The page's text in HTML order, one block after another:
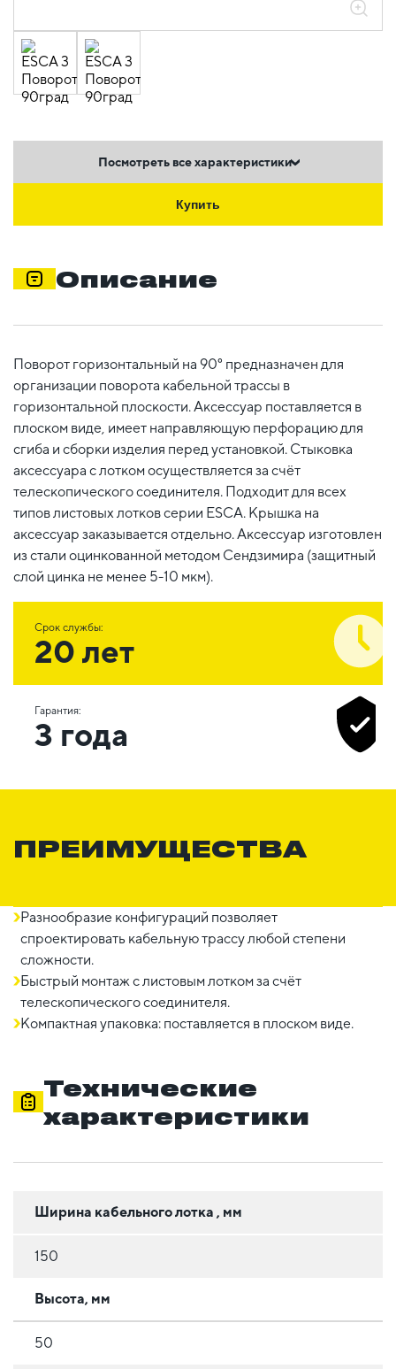
Посмотреть все характеристики
Купить
Описание
Поворот горизонтальный на 90° предназначен для
организации поворота кабельной трассы в
горизонтальной плоскости. Аксессуар поставляется в
плоском виде, имеет направляющую перфорацию для
сгиба и сборки изделия перед установкой. Стыковка
аксессуара с лотком осуществляется за счёт
телескопического соединителя. Подходит для всех
типов листовых лотков серии ESCA. Крышка на
аксессуар заказывается отдельно. Аксессуар изготовлен
из стали оцинкованной методом Сендзимира (защитный
слой цинка не менее 5-10 мкм).
Срок службы:
20 лет
Гарантия:
3 года
ПРЕИМУЩЕСТВА
Разнообразие конфигураций позволяет
спроектировать кабельную трассу любой степени
сложности.
Быстрый монтаж с листовым лотком за счёт
телескопического соединителя.
Компактная упаковка: поставляется в плоском виде.
Технические
характеристики
Ширина кабельного лотка , мм
150
Высота, мм
50